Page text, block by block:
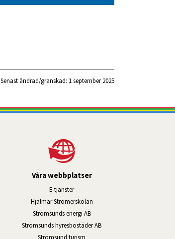
Senast ändrad/granskad: 1 september 2025
Våra webbplatser
E-tjänsterLänk till annan webbplats, öppnas i
Hjalmar StrömerskolanLänk till annan webbplats,
Strömsunds energi ABLänk till annan webbplats,
Strömsunds hyresbostäder ABLänk till annan webbplats,
Strömsund turism